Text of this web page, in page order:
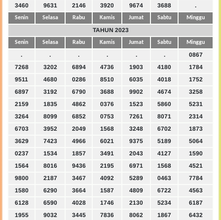
3460
9631 2146 3920 9674 3688 .
Senin Selasa Rabu Kamis Jumat Sabtu Minggu
TAHUN 2023
Senin Selasa Rabu Kamis Jumat Sabtu Minggu
. . . . . .
0867
7268
3202 6894 4736 1903 4180
1784
9511
4680 0286 8510 6035 4018
1752
6897
3192 6790 3688 9902 4674
3258
2159
1835 4862 0376 1523 5860
5231
3264
8099 6852 0753 7261 8071
2314
6703
3952 2049 1568 3248 6702
1873
3629
7423 4966 6021 9375 5189
5064
0237
1534 1857 3491 2043 4127
1590
1564
8016 9436 2195 6971 1568
4521
9800
2187 3467 4092 5289 0463
7784
1580
6290 3664 1587 4809 6722
4563
6128
6590 4028 1746 2130 5234
6187
1955
9032 3445 7836 8062 1867
6432